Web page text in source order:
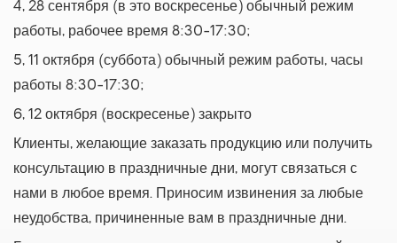
4, 28 сентября (в это воскресенье) обычный режим
работы, рабочее время 8:30-17:30;
5, 11 октября (суббота) обычный режим работы, часы
работы 8:30-17:30;
6, 12 октября (воскресенье) закрыто
Клиенты, желающие заказать продукцию или получить
консультацию в праздничные дни, могут связаться с
нами в любое время. Приносим извинения за любые
неудобства, причиненные вам в праздничные дни.